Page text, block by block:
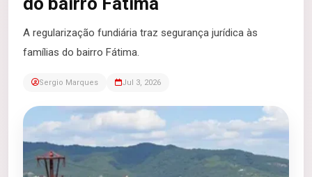
A regularização fundiária traz segurança jurídica às
famílias do bairro Fátima.
Sergio Marques Jul 3, 2026